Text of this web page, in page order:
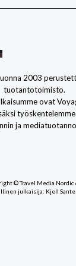
2003
tuotantotoimisto.
ovat
ja
© Travel Media Nordic
julkaisija: Kjell